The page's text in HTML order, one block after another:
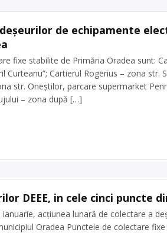
de echipamente
fixe stabilite de Primăria Oradea sunt:
Curteanu”; Cartierul Rogerius – zona str.
str. Oneştilor, parcare supermarket
– zona după […]
DEEE, in cele cinci puncte
acțiunea lunară de colectare a
Oradea Punctele de colectare